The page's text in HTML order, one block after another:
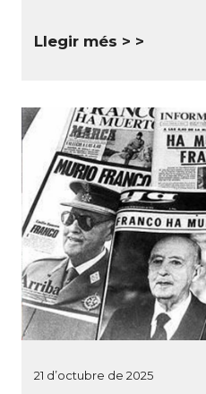
Llegir més >
21 d’octubre de 2025